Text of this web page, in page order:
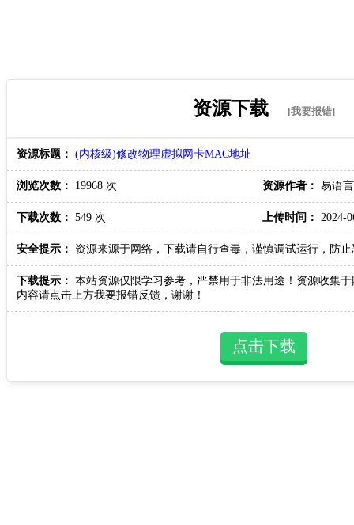
资源下载 [我要报错]
资源标题： (内核级)修改物理虚拟网卡MAC地址
浏览次数： 19968 次 资源作者： 易语
下载次数： 549 次 上传时间： 2024-
安全提示： 资源来源于网络，下载请自行查毒，谨慎调试运行，防
下载提示： 本站资源仅限学习参考，严禁用于非法用途！资源收集
内容请点击上方我要报错反馈，谢谢！
点击下载